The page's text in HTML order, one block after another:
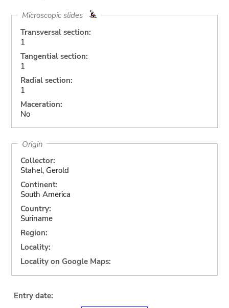
Microscopic slides
Transversal section:
1
Tangential section:
1
Radial section:
1
Maceration:
No
Origin
Collector:
Stahel, Gerold
Continent:
South America
Country:
Suriname
Region:
Locality:
Locality on Google Maps:
Entry date: